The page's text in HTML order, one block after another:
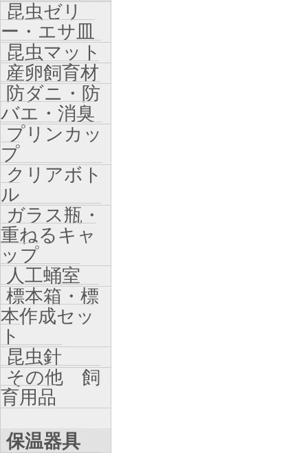
昆虫ゼリ
ー・エサ皿
昆虫マット
産卵飼育材
防ダニ・防
バエ・消臭
プリンカッ
プ
クリアボト
ル
ガラス瓶・
重ねるキャ
ップ
人工蛹室
標本箱・標
本作成セッ
ト
昆虫針
その他 飼
育用品
保温器具